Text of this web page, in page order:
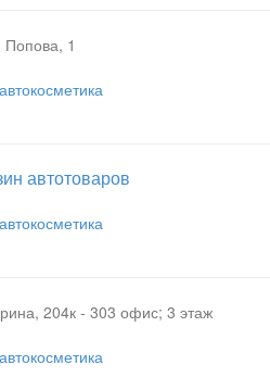
Попова, 1
автотоваров
204к - 303 офис; 3 этаж